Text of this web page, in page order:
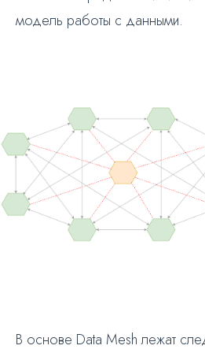
модель работы с данными.
В основе Data Mesh лежат